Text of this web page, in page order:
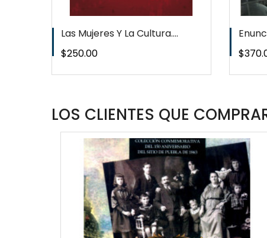
Las Mujeres Y La Cultura....
Precio
$250.00
Precio
LOS CLIENTES QUE